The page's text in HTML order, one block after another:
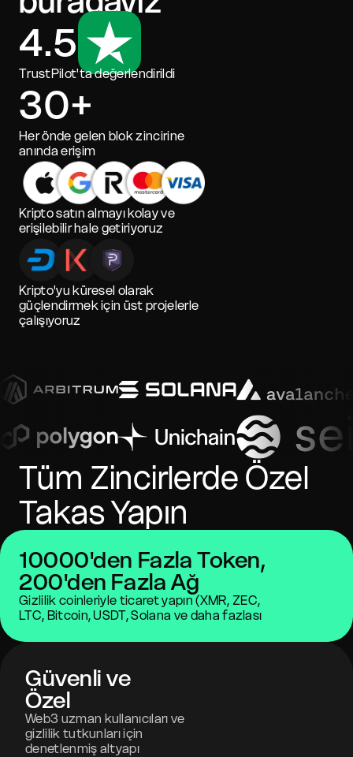
4.5
TrustPilot'ta değerlendirildi
30+
Her önde gelen blok zincirine
anında erişim
Kripto satın almayı kolay ve
erişilebilir hale getiriyoruz
Kripto'yu küresel olarak
güçlendirmek için üst projelerle
çalışıyoruz
Tüm Zincirlerde Özel
Takas Yapın
10000'den Fazla Token,
200'den Fazla Ağ
Gizlilik coinleriyle ticaret yapın (XMR, ZEC,
LTC, Bitcoin, USDT, Solana ve daha fazlası
Güvenli ve
Özel
Web3 uzman kullanıcıları ve
gizlilik tutkunları için
denetlenmiş altyapı